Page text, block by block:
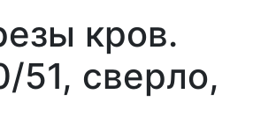
кров.
51, сверло,